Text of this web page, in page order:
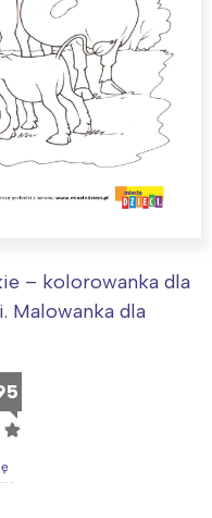
– kolorowanka dla
Malowanka dla
☆